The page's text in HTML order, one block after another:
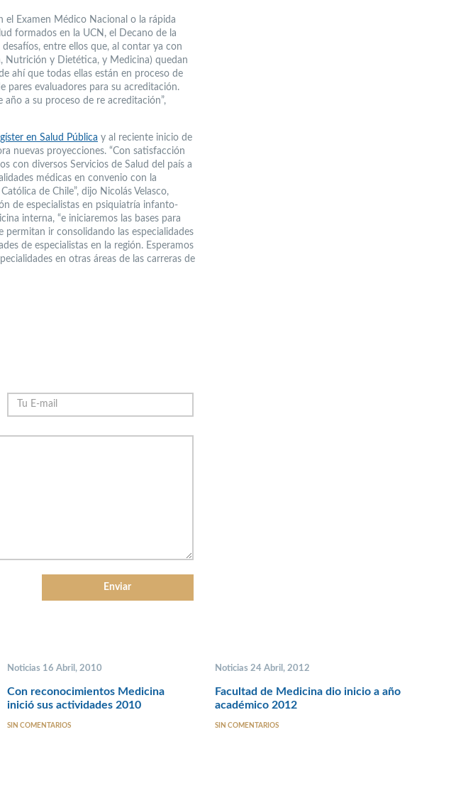
Examen Médico Nacional o la rápida
formados en la UCN, el Decano de la
entre ellos que, al contar ya con
Nutrición y Dietética, y Medicina) quedan
ahí que todas ellas están en proceso de
pares evaluadores para su acreditación.
a su proceso de re acreditación”,
en Salud Pública y al reciente inicio de
nuevas proyecciones. “Con satisfacción
con diversos Servicios de Salud del país a
médicas en convenio con la
de Chile”, dijo Nicolás Velasco,
de especialistas en psiquiatría infanto-
interna, “e iniciaremos las bases para
ir consolidando las especialidades
de especialistas en la región. Esperamos
en otras áreas de las carreras de
Noticias 16 Abril, 2010
Con reconocimientos Medicina
inició sus actividades 2010
SIN COMENTARIOS
Noticias 24 Abril, 2012
Facultad de Medicina dio inicio a año
académico 2012
SIN COMENTARIOS